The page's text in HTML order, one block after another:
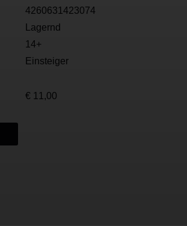
4260631423074
Lagernd
14+
Einsteiger
€ 11,00